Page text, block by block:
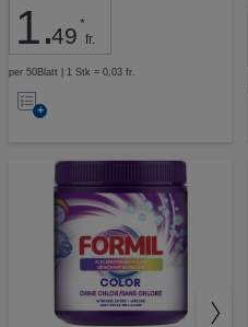
1.49 *
fr.
per 50Blatt | 1 Stk = 0,03 fr.
Nell’elenco